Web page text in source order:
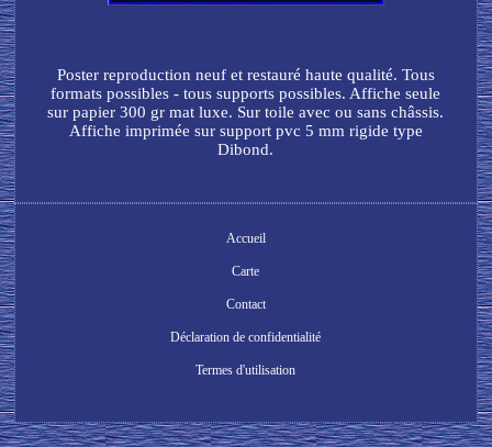
Poster reproduction neuf et restauré haute qualité. Tous
formats possibles - tous supports possibles. Affiche seule
sur papier 300 gr mat luxe. Sur toile avec ou sans châssis.
Affiche imprimée sur support pvc 5 mm rigide type
Dibond.
Accueil
Carte
Contact
Déclaration de confidentialité
Termes d'utilisation